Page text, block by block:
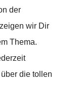
der
wir Dir
Thema.
die tollen